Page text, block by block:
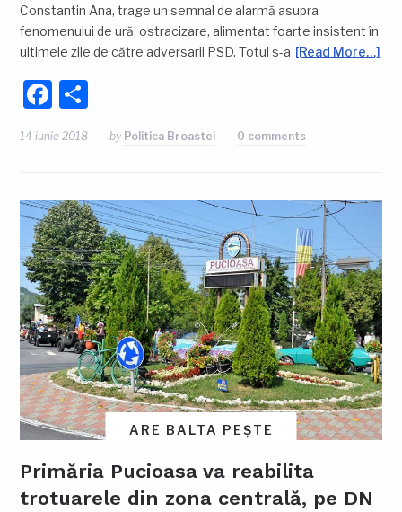
Constantin Ana, trage un semnal de alarmă asupra
fenomenului de ură, ostracizare, alimentat foarte insistent în
ultimele zile de către adversarii PSD. Totul s-a [Read More…]
Facebook
14 iunie 2018 by Politica Broastei 0 comments
ARE BALTA PEȘTE
Primăria Pucioasa va reabilita
trotuarele din zona centrală, pe DN